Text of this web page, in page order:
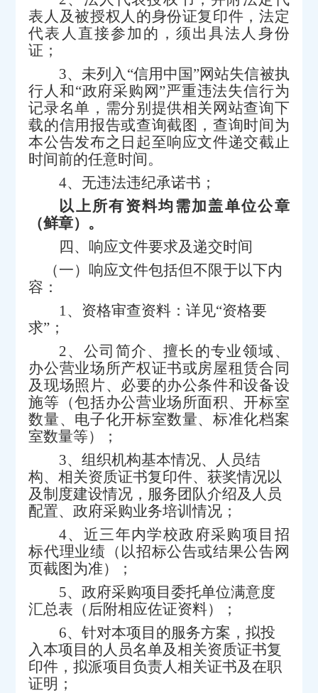
表人及被授权人的身份证复印件，法定
代表人直接参加的，须出具法人身份
证；
3、未列入“信用中国”网站失信被执
行人和“政府采购网”严重违法失信行为
记录名单，需分别提供相关网站查询下
载的信用报告或查询截图，查询时间为
本公告发布之日起至响应文件递交截止
时间前的任意时间。
4、无违法违纪承诺书；
以上所有资料均需加盖单位公章
（鲜章）。
四、响应文件要求及递交时间
（一）响应文件包括但不限于以下内
容：
1 、资格审查资料：详见“资格要
求”；
2、公司简介、擅长的专业领域、
办公营业场所产权证书或房屋租赁合同
及现场照片、必要的办公条件和设备设
施等（包括办公营业场所面积、开标室
数量、电子化开标室数量、标准化档案
室数量等）；
3、组织机构基本情况、人员结
构、相关资质证书复印件、获奖情况以
及制度建设情况 ， 服务团队介绍及人员
配置、政府采购业务培训情况；
4、近三年内学校政府采购项目招
标代理业绩（以招标公告或结果公告网
页截图为准）；
5、政府采购项目委托单位满意度
汇总表（后附相应佐证资料）；
6、针对本项目的服务方案 ，拟投
入本项目的人员名单及相关资质证书复
印件，拟派项目负责人相关证书及在职
证明 ；